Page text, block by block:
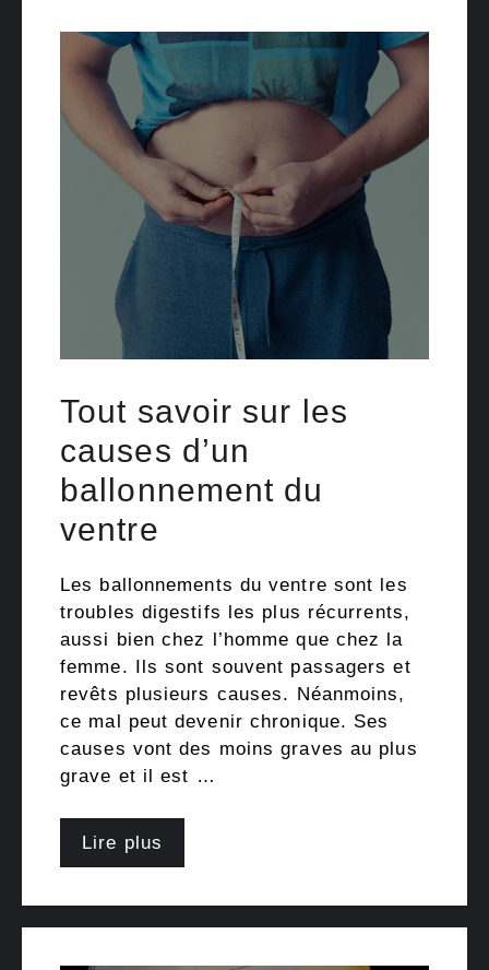
Tout savoir sur les
causes d’un
ballonnement du
ventre
Les ballonnements du ventre sont les
troubles digestifs les plus récurrents,
aussi bien chez l’homme que chez la
femme. Ils sont souvent passagers et
revêts plusieurs causes. Néanmoins,
ce mal peut devenir chronique. Ses
causes vont des moins graves au plus
grave et il est …
Lire plus